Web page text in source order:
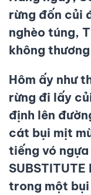
rừng đốn củi
nghèo túng,
không
Hôm ấy như
rừng đi lấy
định lên
cát bụi mịt
tiếng vó
SUBSTITUTE
trong một bụi